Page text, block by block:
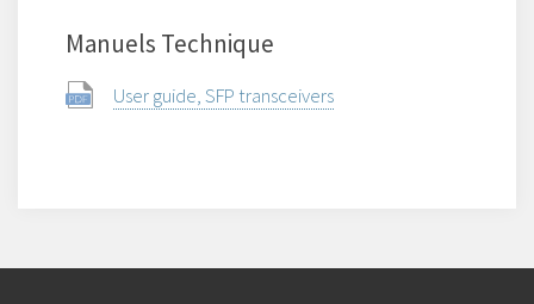
Manuels Technique
User guide, SFP transceivers